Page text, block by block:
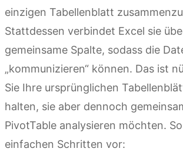
einzigen Tabellenblatt
Stattdessen verbindet Excel sie
gemeinsame Spalte, sodass die
„kommunizieren“ können. Das ist
Sie Ihre ursprünglichen
halten, sie aber dennoch
PivotTable analysieren möchten.
einfachen Schritten vor: